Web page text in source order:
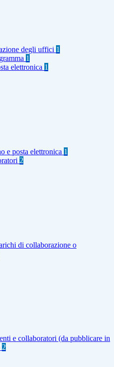
degli uffici 1
1
elettronica 1
e posta elettronica 1
2
di collaborazione o
e collaboratori (da pubblicare in
2